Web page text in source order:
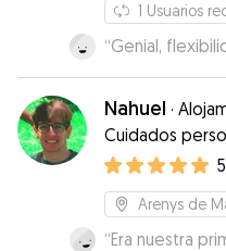
1 Usuarios
“Genial,
Nahuel ·
Cuidados
Arenys de
“Era nuestra